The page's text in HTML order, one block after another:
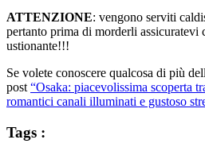
ATTENZIONE: vengono serviti
pertanto prima di morderli assicuratevi
ustionante!!!
Se volete conoscere qualcosa di più
post“Osaka: piacevolissima scoperta
romantici canali illuminati e gustoso
Tags :